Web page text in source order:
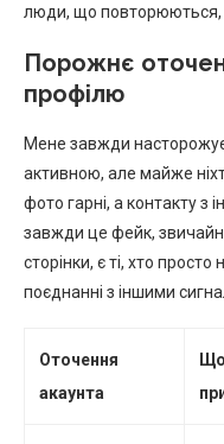
люди, що повторюються,
Порожнє
профілю
Мене завжди
активною, але майже
фото гарні, а контакту
завжди це фейк,
сторінки, є ті, хто
поєднанні з іншими
Оточення
акаунта